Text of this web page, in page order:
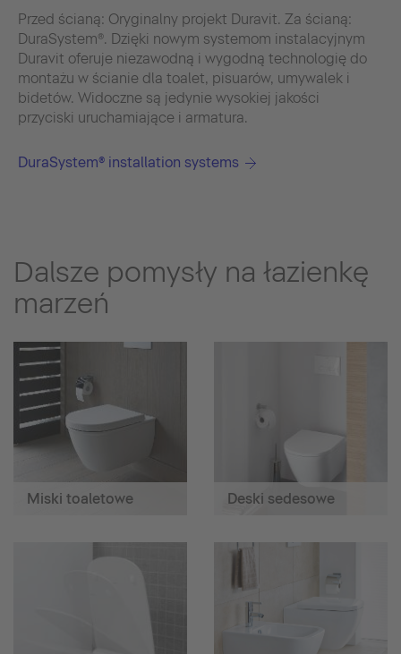
Przed ścianą: Oryginalny projekt Duravit. Za ścianą:
DuraSystem®. Dzięki nowym systemom instalacyjnym
Duravit oferuje niezawodną i wygodną technologię do
montażu w ścianie dla toalet, pisuarów, umywalek i
bidetów. Widoczne są jedynie wysokiej jakości
przyciski uruchamiające i armatura.
DuraSystem® installation systems
Dalsze pomysły na łazienkę
marzeń
Miski toaletowe Deski sedesowe